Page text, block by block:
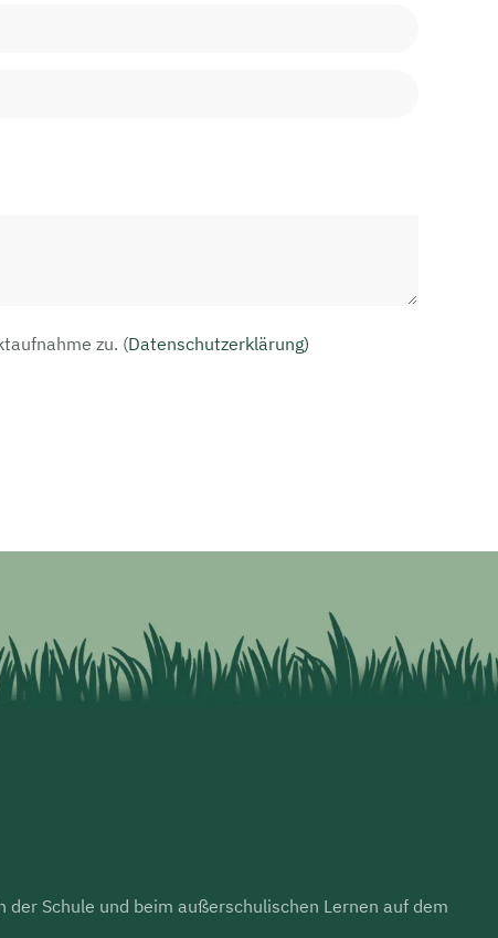
zu. (Datenschutzerklärung)
Schule und beim außerschulischen Lernen auf dem